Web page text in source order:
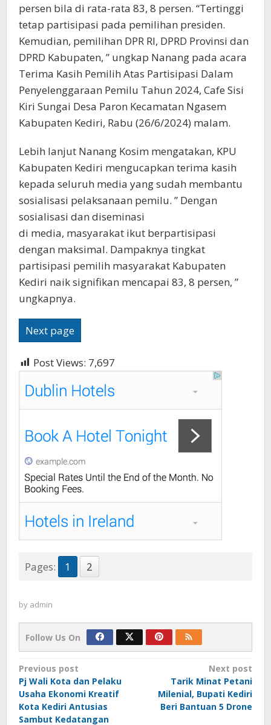
persen bila di rata-rata 83, 8 persen. “Tertinggi
tetap partisipasi pada pemilihan presiden.
Kemudian, pemilihan DPR RI, DPRD Provinsi dan
DPRD Kabupaten, ” ungkap Nanang pada acara
Terima Kasih Pemilih Atas Partisipasi Dalam
Penyelenggaraan Pemilu Tahun 2024, Cafe Sisi
Kiri Sungai Desa Paron Kecamatan Ngasem
Kabupaten Kediri, Rabu (26/6/2024) malam.
Lebih lanjut Nanang Kosim mengatakan, KPU
Kabupaten Kediri mengucapkan terima kasih
kepada seluruh media yang sudah membantu
sosialisasi pelaksanaan pemilu. ” Dengan
sosialisasi dan diseminasi
di media, masyarakat ikut berpartisipasi
dengan maksimal. Dampaknya tingkat
partisipasi pemilih masyarakat Kabupaten
Kediri naik signifikan mencapai 83, 8 persen, ”
ungkapnya.
Next page
Post Views: 7,697
Pages: 1 2
by admin
Follow Us On
Post
navigation
Previous post
Pj Wali Kota dan Pelaku
Usaha Ekonomi Kreatif
Kota Kediri Antusias
Sambut Kedatangan
Next post
Tarik Minat Petani
Milenial, Bupati Kediri
Beri Bantuan 5 Drone